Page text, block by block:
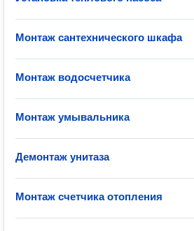
Монтаж сантехнического шкафа
Монтаж водосчетчика
Монтаж умывальника
Демонтаж унитаза
Монтаж счетчика отопления